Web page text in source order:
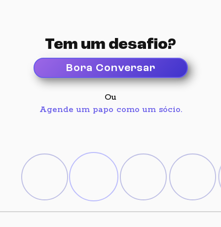
Tem um desafio?
Bora Conversar
Escolha a forma que preferir:
Email
LinkedIn
Ou
Agende um papo como um sócio.